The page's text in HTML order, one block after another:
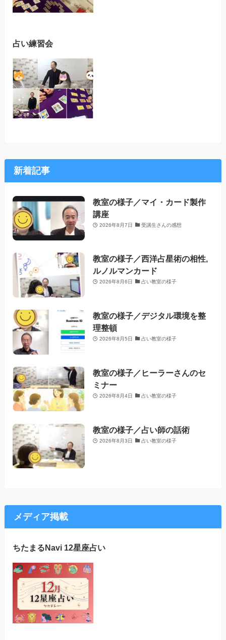
占い練習会
新着記事
教室の様子／マイ・カード製作
講座
2026年8月7日 受講生さんの感想
教室の様子／西洋占星術の相性,
ルノルマンカード
2026年8月6日 占い教室の様子
教室の様子／デジタル環境を整
理整頓
2026年8月5日 占い教室の様子
教室の様子／ヒーラーさんのセ
ミナー
2026年8月4日 占い教室の様子
教室の様子／占い師の話術
2026年8月3日 占い教室の様子
メディア掲載
ちたまるNavi 12星座占い